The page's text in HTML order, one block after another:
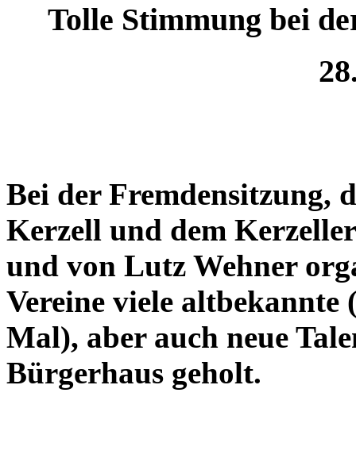
Tolle Stimmung bei
Bei der Fremdensitzung,
Kerzell und dem
und von Lutz Wehner
Vereine viele altbekannte
Mal), aber auch neue
Bürgerhaus geholt.